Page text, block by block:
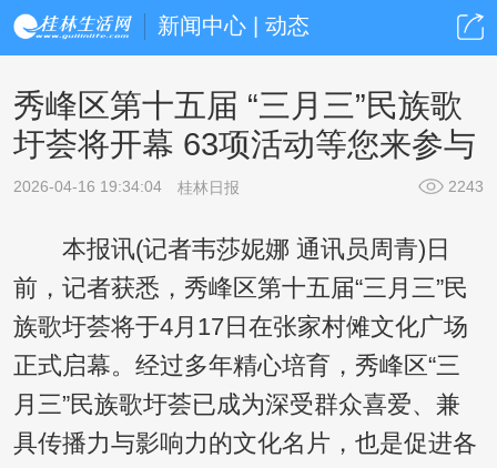
新闻中心 | 动态
秀峰区第十五届 “三月三”民族歌
圩荟将开幕 63项活动等您来参与
2026-04-16 19:34:04 桂林日报 2243
本报讯(记者韦莎妮娜 通讯员周青)日
前，记者获悉，秀峰区第十五届“三月三”民
族歌圩荟将于4月17日在张家村傩文化广场
正式启幕。经过多年精心培育，秀峰区“三
月三”民族歌圩荟已成为深受群众喜爱、兼
具传播力与影响力的文化名片，也是促进各